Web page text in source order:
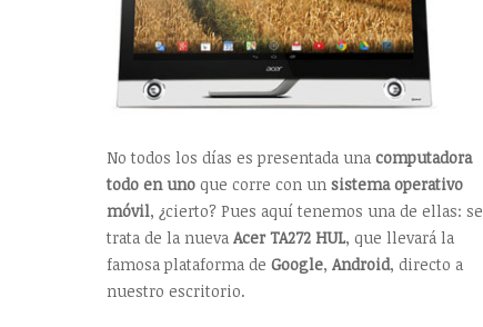
No todos los días es presentada una computadora
todo en uno que corre con un sistema operativo
móvil, ¿cierto? Pues aquí tenemos una de ellas: se
trata de la nueva Acer TA272 HUL, que llevará la
famosa plataforma de Google, Android, directo a
nuestro escritorio.